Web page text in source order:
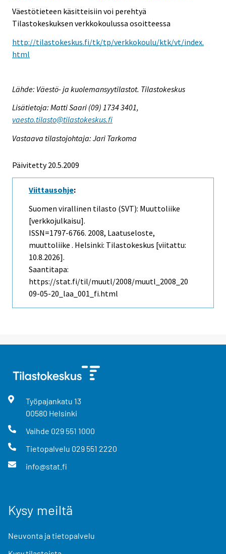
Väestötieteen käsitteisiin voi perehtyä
Tilastokeskuksen verkkokoulussa osoitteessa
http://tilastokeskus.fi/tk/tp/verkkokoulu/ktk/vt/index.
html
Lähde: Väestö- ja kuolemansyytilastot. Tilastokeskus
Lisätietoja: Matti Saari (09) 1734 3401,
vaesto.tilasto@tilastokeskus.fi
Vastaava tilastojohtaja: Jari Tarkoma
Päivitetty 20.5.2009
Viittausohje:
Suomen virallinen tilasto (SVT): Muuttoliike
[verkkojulkaisu].
ISSN=1797-6766. 2008, Laatuseloste,
muuttoliike . Helsinki: Tilastokeskus [viitattu:
10.8.2026].
Saantitapa:
https://stat.fi/til/muutl/2008/muutl_2008_20
09-05-20_laa_001_fi.html
Työpajankatu 13
00580 Helsinki
Vaihde 029 551 1000
Tietopalvelu 029 551 2220
info@stat.fi
Kysy meiltä
Neuvonta ja tietopalvelu